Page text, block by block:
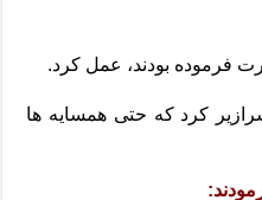
فرموده بودند، عمل کرد.
کرد که حتى همسایه ها